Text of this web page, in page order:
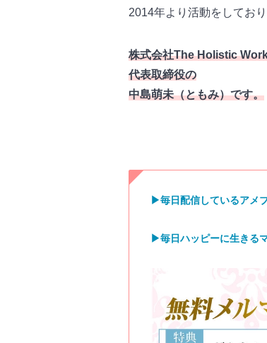
2014年より活動をしており
株式会社The Holistic
代表取締役の
中島萌未（ともみ）です。
▶︎毎日配信しているアメ
▶︎毎日ハッピーに生きる